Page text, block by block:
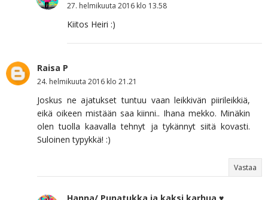
27. helmikuuta 2016 klo 13.58
Kiitos Heiri :)
Raisa P
24. helmikuuta 2016 klo 21.21
Joskus ne ajatukset tuntuu vaan leikkivän piirileikkiä,
eikä oikeen mistään saa kiinni.. Ihana mekko. Minäkin
olen tuolla kaavalla tehnyt ja tykännyt siitä kovasti.
Suloinen typykkä! :)
Vastaa